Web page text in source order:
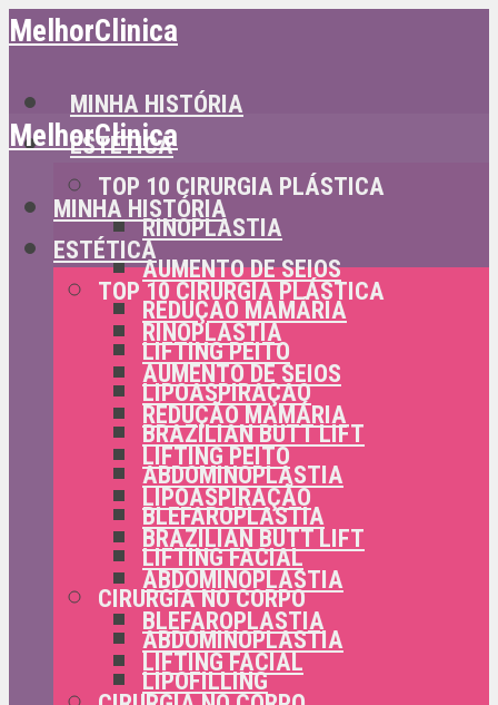
MelhorClinica
MINHA HISTÓRIA
ESTÉTICA
TOP 10 CIRURGIA PLÁSTICA
RINOPLASTIA
AUMENTO DE SEIOS
REDUÇÃO MAMÁRIA
LIFTING PEITO
LIPOASPIRAÇÃO
BRAZILIAN BUTT LIFT
ABDOMINOPLASTIA
BLEFAROPLASTIA
LIFTING FACIAL
CIRURGIA NO CORPO
ABDOMINOPLASTIA
LIPOFILLING
MelhorClinica
MINHA HISTÓRIA
ESTÉTICA
TOP 10 CIRURGIA PLÁSTICA
RINOPLASTIA
AUMENTO DE SEIOS
REDUÇÃO MAMÁRIA
LIFTING PEITO
LIPOASPIRAÇÃO
BRAZILIAN BUTT LIFT
ABDOMINOPLASTIA
BLEFAROPLASTIA
LIFTING FACIAL